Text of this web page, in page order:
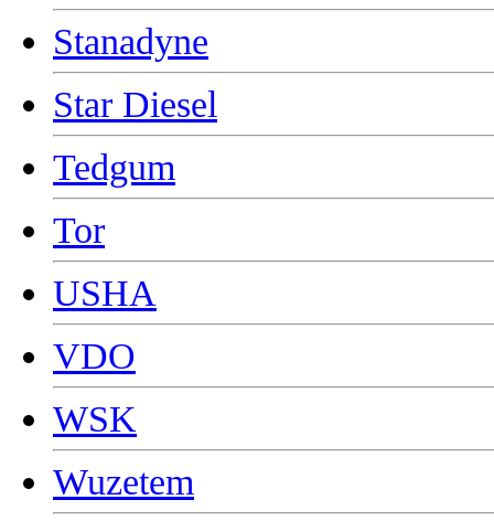
Stanadyne
Star Diesel
Tedgum
Tor
USHA
VDO
WSK
Wuzetem